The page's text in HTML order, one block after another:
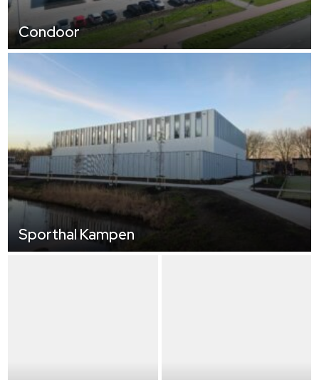
Condoor
Sporthal Kampen